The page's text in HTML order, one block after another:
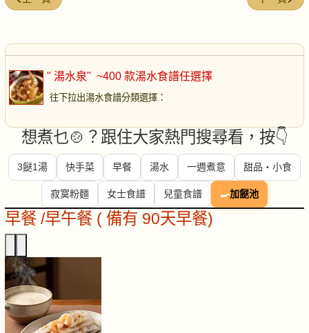
" 湯水泉" ~400 款湯水食譜任選擇
往下拉出湯水食譜分類選擇 ：
想煮乜🍲？跟住大家熱門搜尋看，按👇
3餸1湯 快手菜 早餐 湯水 一週煮意 甜品・小食
寂寞粉麵 女士食譜 兒童食譜 🍳加餸池
早餐 /早午餐 ( 備有 90天早餐)